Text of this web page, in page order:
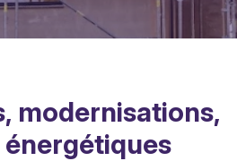
modernisations,